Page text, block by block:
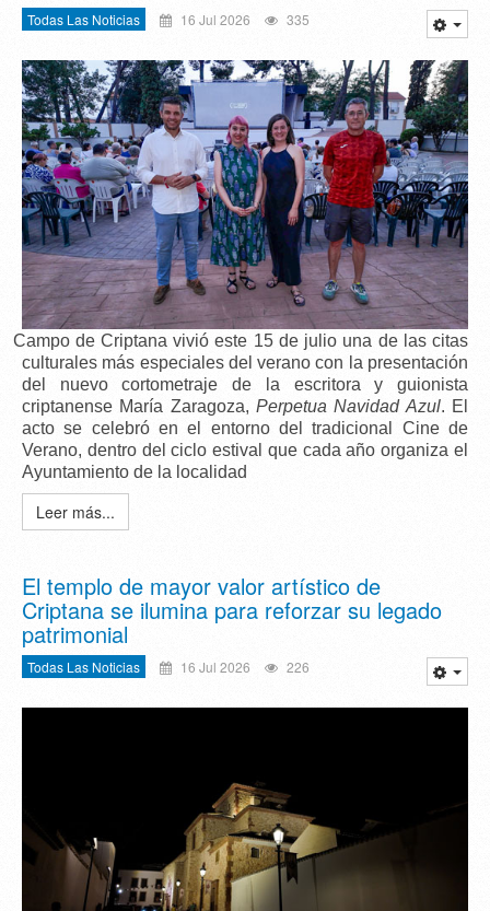
Todas Las Noticias 16 Jul 2026 335
de Criptana vivió este 15 de julio una de las citas
culturales más especiales del verano con la presentación
del nuevo cortometraje de la escritora y guionista
criptanense María Zaragoza,Perpetua Navidad Azul. El
acto se celebró en el entorno del tradicional Cine de
Verano, dentro del ciclo estival que cada año organiza el
Ayuntamiento de la localidad
Leer más...
El templo de mayor valor artístico de
Criptana se ilumina para reforzar su legado
patrimonial
Todas Las Noticias 16 Jul 2026 226